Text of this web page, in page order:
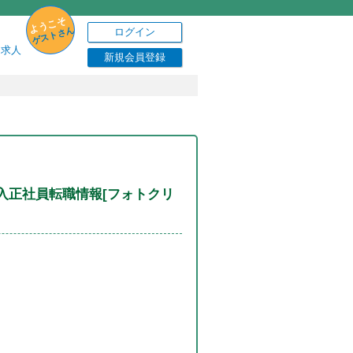
ようこそ
ゲストさん
人
ログイン
新規会員登録
社員転職情報[フォトクリ